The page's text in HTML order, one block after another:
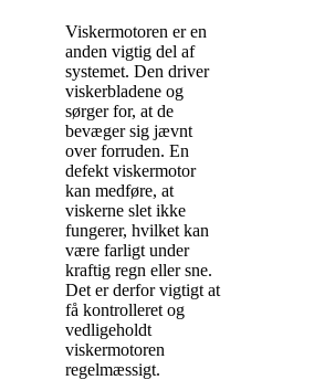
Viskermotoren er en
anden vigtig del af
systemet. Den driver
viskerbladene og
sørger for, at de
bevæger sig jævnt
over forruden. En
defekt viskermotor
kan medføre, at
viskerne slet ikke
fungerer, hvilket kan
være farligt under
kraftig regn eller sne.
Det er derfor vigtigt at
få kontrolleret og
vedligeholdt
viskermotoren
regelmæssigt.